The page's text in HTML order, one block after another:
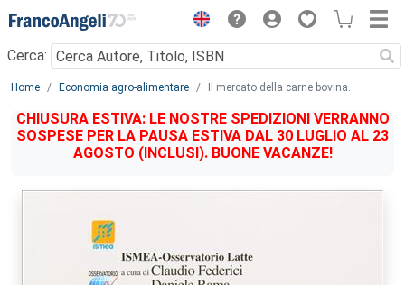
Menu
Cerca:
Main content
Home Economia agro-alimentare Il mercato della carne bovina.
CHIUSURA ESTIVA: LE NOSTRE SPEDIZIONI VERRANNO
SOSPESE PER LA PAUSA ESTIVA DAL 30 LUGLIO AL 23
AGOSTO (INCLUSI). BUONE VACANZE!